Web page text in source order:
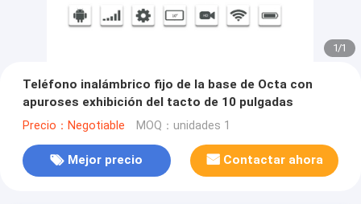
1/1
Teléfono inalámbrico fijo de la base de Octa con
apuroses exhibición del tacto de 10 pulgadas
Precio：Negotiable MOQ：unidades 1
Mejor precio Contactar ahora